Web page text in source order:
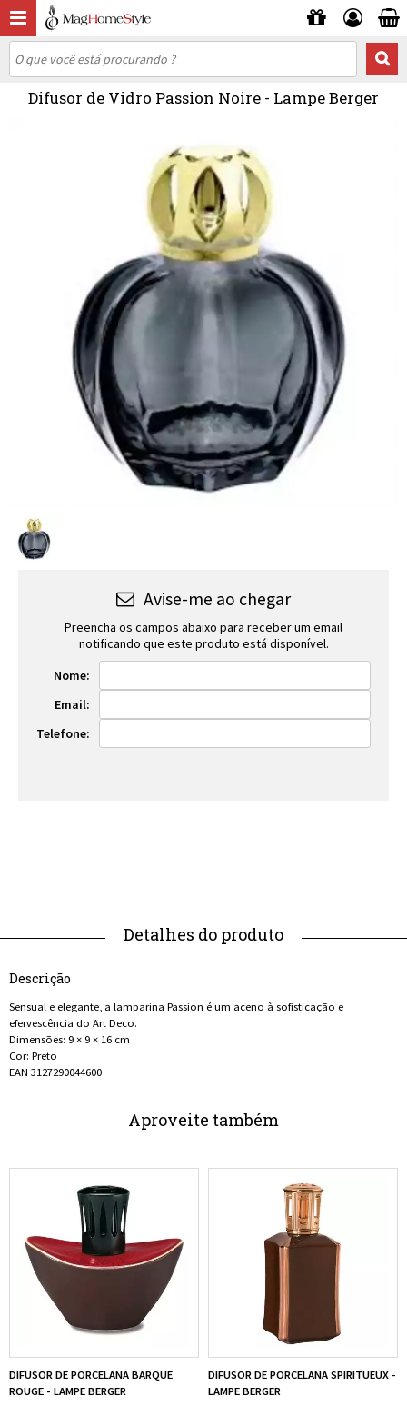
Difusor de Vidro Passion Noire - Lampe Berger
Avise-me ao chegar
Preencha os campos abaixo para receber um email
notificando que este produto está disponível.
Nome:
Email:
Telefone:
Descrição
Sensual e elegante, a lamparina Passion é um aceno à sofisticação e
efervescência do Art Deco.
Dimensões: 9 × 9 × 16 cm
Cor: Preto
EAN 3127290044600
Aproveite também
DIFUSOR DE PORCELANA BARQUE
ROUGE - LAMPE BERGER
DIFUSOR DE PORCELANA SPIRITUEUX -
LAMPE BERGER